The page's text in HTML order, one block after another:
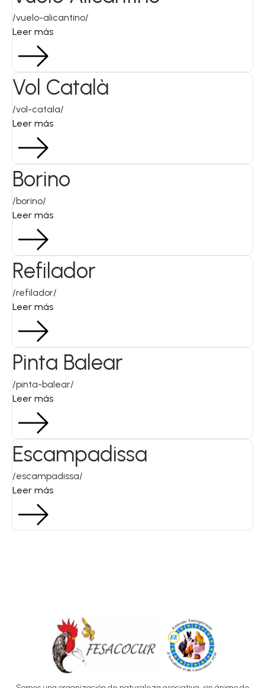
/vuelo-alicantino/
Leer más
Vol Català
/vol-catala/
Leer más
Borino
/borino/
Leer más
Refilador
/refilador/
Leer más
Pinta Balear
/pinta-balear/
Leer más
Escampadissa
/escampadissa/
Leer más